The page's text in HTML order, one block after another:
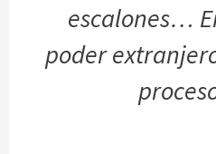
escalones…
poder